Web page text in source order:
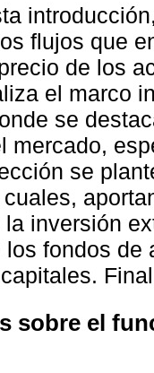
flujos que
de los
el marco
se
mercado,
se
inversión
los fondos de
sobre el